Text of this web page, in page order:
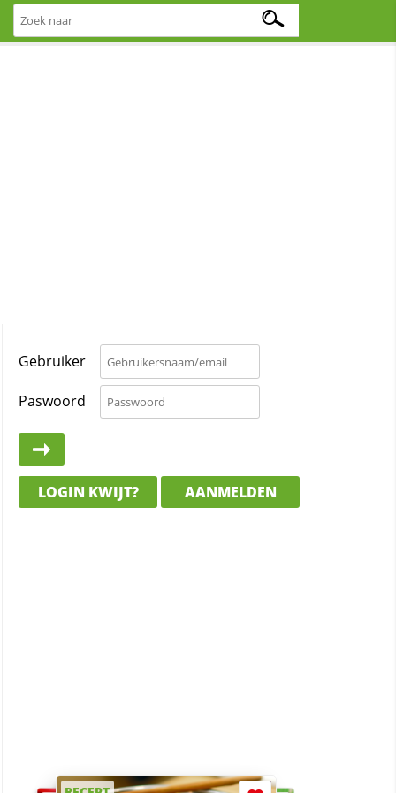
Gebruiker
Paswoord
LOGIN KWIJT? AANMELDEN